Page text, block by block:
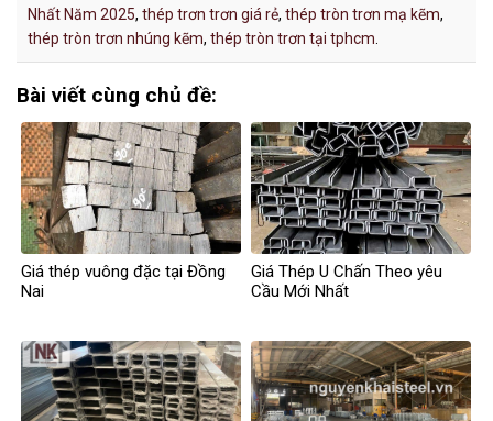
Nhất Năm 2025, thép trơn trơn giá rẻ, thép tròn trơn mạ kẽm,
thép tròn trơn nhúng kẽm, thép tròn trơn tại tphcm
Bài viết cùng chủ đề:
Giá thép vuông đặc tại Đồng
Nai
Giá Thép U Chấn Theo yêu
Cầu Mới Nhất